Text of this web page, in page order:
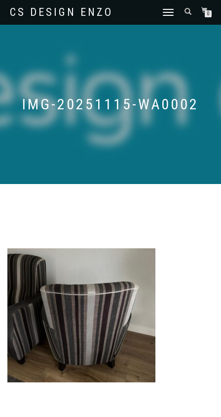
CS DESIGN ENZO
SCHAKEL
0
IMG-20251115-WA0002